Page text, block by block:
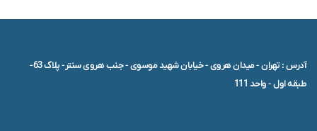
آدرس : تهران - میدان هروی - خیابان شهید موسوی - جنب هروی سنتر- پلاک 63-
طبقه اول - واحد 111